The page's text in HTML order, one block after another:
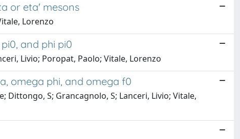
or eta' mesons
Lorenzo
and phi pi0
Livio; Poropat, Paolo; Vitale, Lorenzo
omega phi, and omega f0
Dittongo, S; Grancagnolo, S; Lanceri, Livio; Vitale,